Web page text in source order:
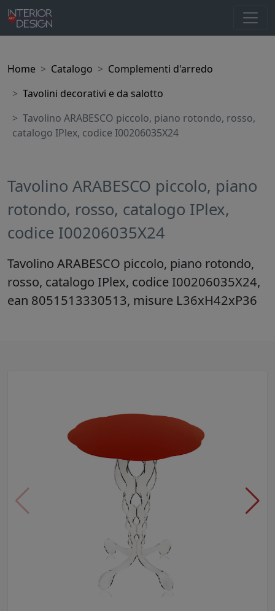
Home Catalogo
Complementi d'arredo
Tavolini decorativi e da salotto
Tavolino ARABESCO piccolo, piano rotondo, rosso,
catalogo IPlex, codice I00206035X24
Tavolino ARABESCO piccolo, piano
rotondo, rosso, catalogo IPlex,
codice I00206035X24
Tavolino ARABESCO piccolo, piano rotondo,
rosso, catalogo IPlex, codice I00206035X24,
ean 8051513330513, misure L36xH42xP36